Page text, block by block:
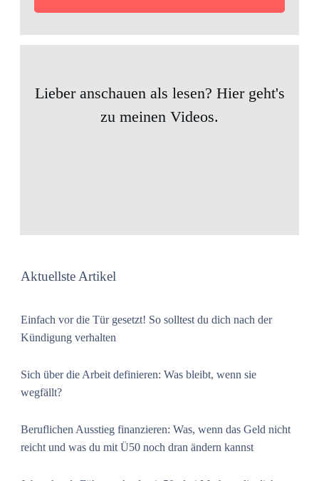
Lieber anschauen als lesen? Hier geht's
zu meinen Videos.
Aktuellste Artikel
Einfach vor die Tür gesetzt! So solltest du dich nach der
Kündigung verhalten
Sich über die Arbeit definieren: Was bleibt, wenn sie
wegfällt?
Beruflichen Ausstieg finanzieren: Was, wenn das Geld nicht
reicht und was du mit Ü50 noch dran ändern kannst